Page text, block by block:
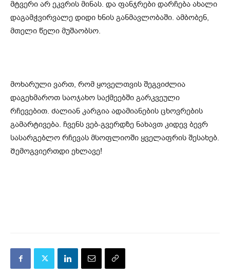
მტვერი არ ეკვრის მინას. და ფანჯრები დარჩება ახალი
დაგამჭვირვალე დიდი ხნის განმავლობაში. ამბობენ,
მთელი წელი მუშაობსო.
მოხარული ვართ, რომ ყოველთვის შეგვიძლია
დაგეხმაროთ საოჯახო საქმეებში გარკვეული
რჩევებით. ძალიან კარგია ადამიანების ცხოვრების
გამარტივება. ჩვენს ვებ-გვერდზე ნახავთ კიდევ ბევრ
სასარგებლო რჩევას მსოფლიოში ყველაფრის შესახებ.
Შემოგვიერთდი ეხლავე!